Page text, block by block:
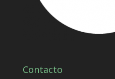
Contacto